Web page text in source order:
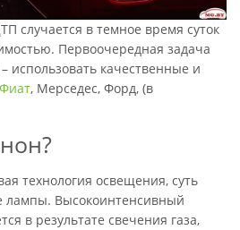
случается в темное время суток
Первоочередная задача
использовать качественные и
, Мерседес, Форд, (в
технология освещения, суть
лампы. Высокоинтенсивный
в результате свечения газа,